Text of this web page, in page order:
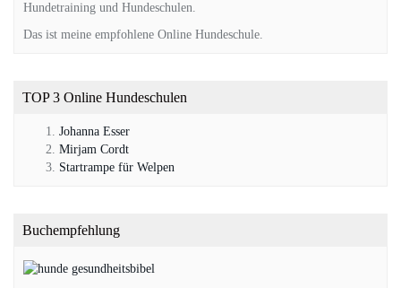
Hundetraining und Hundeschulen.
Das ist meine empfohlene Online Hundeschule.
TOP 3 Online Hundeschulen
Johanna Esser
Mirjam Cordt
Startrampe für Welpen
Buchempfehlung